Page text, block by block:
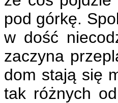
pod górkę.
w dość
zaczyna
dom stają się
tak różnych